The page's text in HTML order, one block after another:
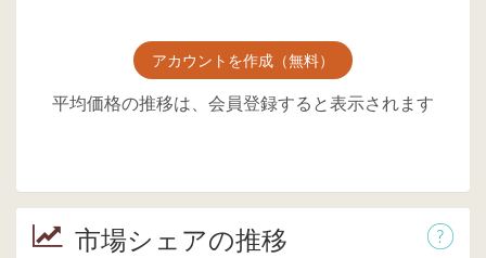
アカウントを作成（無料）
平均価格の推移は、会員登録すると表示されます
市場シェアの推移